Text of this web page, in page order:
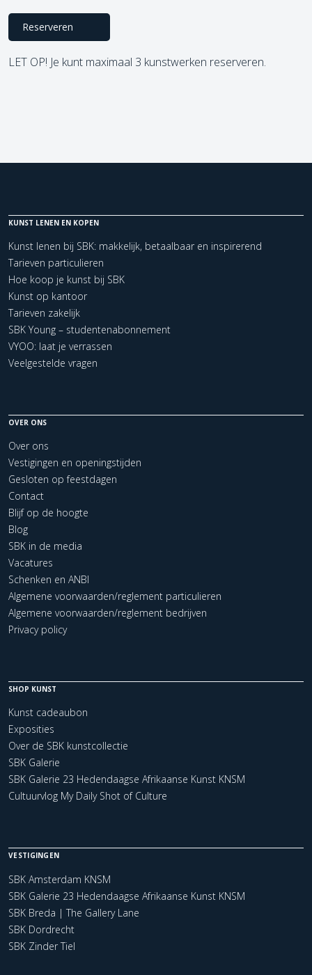
Reserveren
LET OP! Je kunt maximaal 3 kunstwerken reserveren.
KUNST LENEN EN KOPEN
Kunst lenen bij SBK: makkelijk, betaalbaar en inspirerend
Tarieven particulieren
Hoe koop je kunst bij SBK
Kunst op kantoor
Tarieven zakelijk
SBK Young – studentenabonnement
VYOO: laat je verrassen
Veelgestelde vragen
OVER ONS
Over ons
Vestigingen en openingstijden
Gesloten op feestdagen
Contact
Blijf op de hoogte
Blog
SBK in de media
Vacatures
Schenken en ANBI
Algemene voorwaarden/reglement particulieren
Algemene voorwaarden/reglement bedrijven
Privacy policy
SHOP KUNST
Kunst cadeaubon
Exposities
Over de SBK kunstcollectie
SBK Galerie
SBK Galerie 23 Hedendaagse Afrikaanse Kunst KNSM
Cultuurvlog My Daily Shot of Culture
VESTIGINGEN
SBK Amsterdam KNSM
SBK Galerie 23 Hedendaagse Afrikaanse Kunst KNSM
SBK Breda | The Gallery Lane
SBK Dordrecht
SBK Zinder Tiel